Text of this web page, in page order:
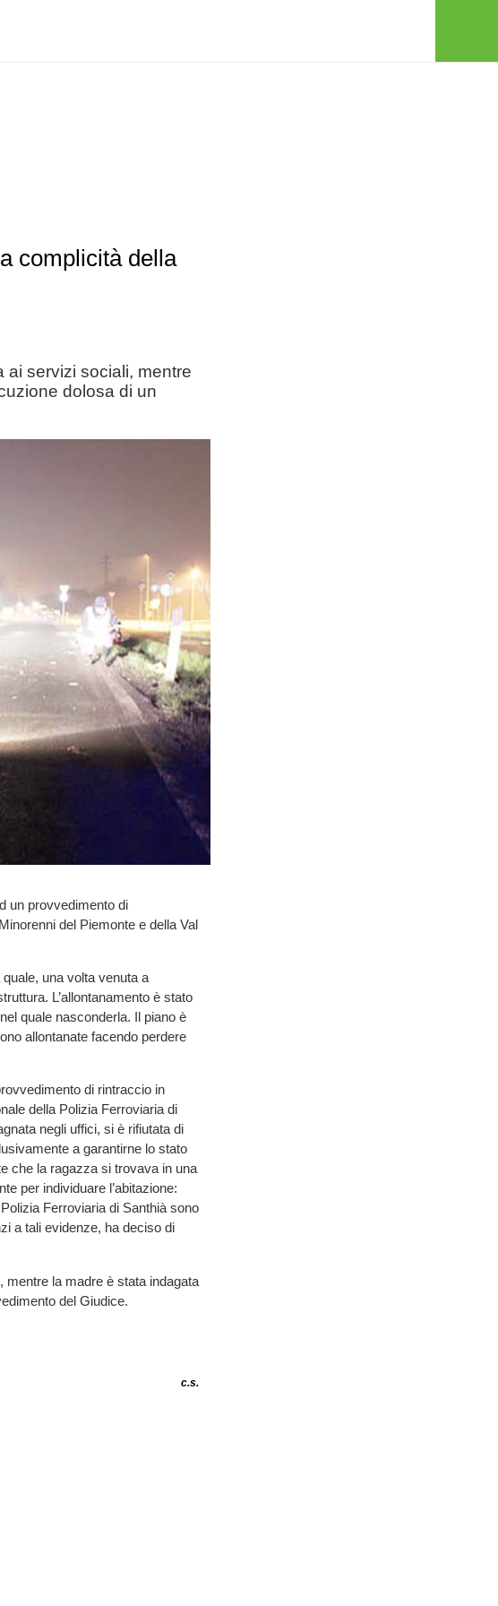
complicità della
ai servizi sociali, mentre
dolosa di un
un provvedimento di
del Piemonte e della Val
una volta venuta a
L’allontanamento è stato
quale nasconderla. Il piano è
allontanate facendo perdere
di rintraccio in
della Polizia Ferroviaria di
negli uffici, si è rifiutata di
a garantirne lo stato
che la ragazza si trovava in una
per individuare l’abitazione:
Ferroviaria di Santhià sono
a tali evidenze, ha deciso di
la madre è stata indagata
del Giudice.
c.s.